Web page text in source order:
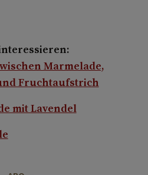
Marmelade,
Fruchtaufstrich
mit Lavendel